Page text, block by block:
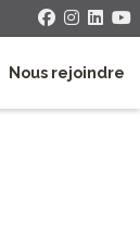
Nous rejoindre